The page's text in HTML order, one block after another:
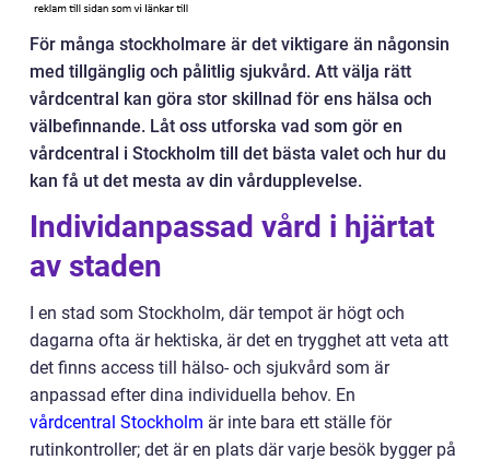
För många stockholmare är det viktigare än någonsin
med tillgänglig och pålitlig sjukvård. Att välja rätt
vårdcentral kan göra stor skillnad för ens hälsa och
välbefinnande. Låt oss utforska vad som gör en
vårdcentral i Stockholm till det bästa valet och hur du
kan få ut det mesta av din vårdupplevelse.
Individanpassad vård i hjärtat
av staden
I en stad som Stockholm, där tempot är högt och
dagarna ofta är hektiska, är det en trygghet att veta att
det finns access till hälso- och sjukvård som är
anpassad efter dina individuella behov. En
vårdcentral Stockholm är inte bara ett ställe för
rutinkontroller; det är en plats där varje besök bygger på